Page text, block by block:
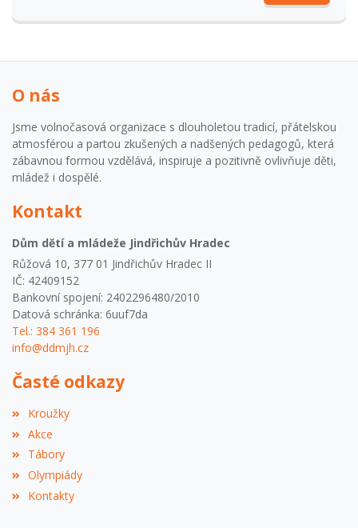
O nás
Jsme volnočasová organizace s dlouholetou tradicí, přátelskou
atmosférou a partou zkušených a nadšených pedagogů, která
zábavnou formou vzdělává, inspiruje a pozitivně ovlivňuje děti,
mládež i dospělé.
Kontakt
Dům dětí a mládeže Jindřichův Hradec
Růžová 10, 377 01 Jindřichův Hradec II
IČ: 42409152
Bankovní spojení: 2402296480/2010
Datová schránka: 6uuf7da
Tel.: 384 361 196
info@ddmjh.cz
Časté odkazy
Kroužky
Akce
Tábory
Olympiády
Kontakty